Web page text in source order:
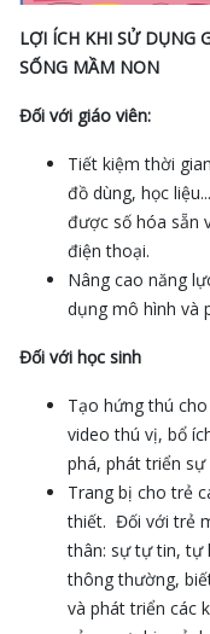
LỢI ÍCH KHI SỬ DỤNG
SỐNG MẦM NON
Đối với giáo viên:
Tiết kiệm thời
đồ dùng, học
được số hóa sẵn
điện thoại.
Nâng cao năng
dụng mô hình và
Đối với học sinh
Tạo hứng thú
video thú vị, bổ
phá, phát triển sự
Trang bị cho trẻ
thiết. Đối với trẻ
thân: sự tự tin, tự
thông thường,
và phát triển các